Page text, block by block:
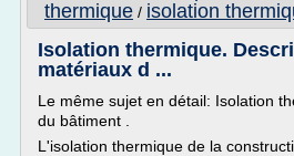
thermique / isolation
Isolation thermique.
matériaux d ...
Le même sujet en détail: Isolation
du bâtiment .
L'isolation thermique de la